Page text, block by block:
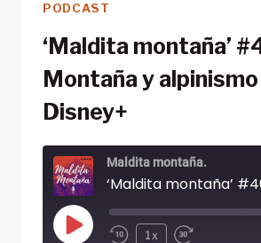
PODCAST
‘Maldita montaña’
Montaña y alpinismo
Disney+
Maldita montaña.
Reproducir1x